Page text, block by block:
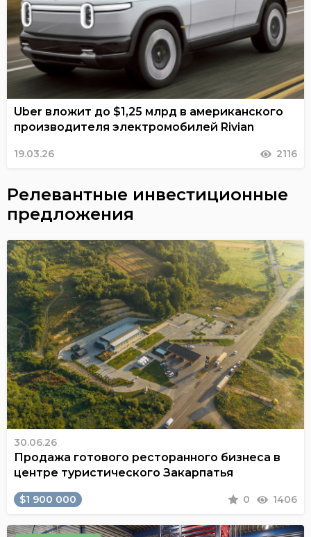
Uber вложит до $1,25 млрд в американского
производителя электромобилей Rivian
19.03.26 2116
Релевантные инвестиционные
предложения
30.06.26
Продажа готового ресторанного бизнеса в
центре туристического Закарпатья
$1 900 000 0 1406